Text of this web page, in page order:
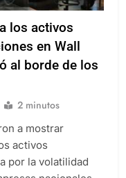
los activos
en Wall
al borde de los
2 minutos
a mostrar
activos
por la volatilidad